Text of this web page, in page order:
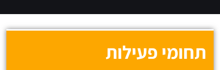
תחומי פעילות